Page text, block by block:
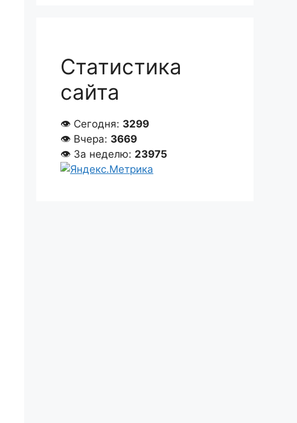
Статистика
сайта
👁 Сегодня: 3299
👁 Вчера: 3669
👁 За неделю: 23975